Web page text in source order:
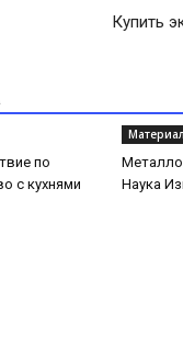
Купить
по
с кухнями
Наука